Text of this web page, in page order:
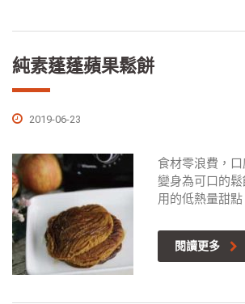
純素蓬蓬蘋果鬆餅
2019-06-23
食材零浪費，
變身為可口的
用的低熱量甜點
閱讀更多